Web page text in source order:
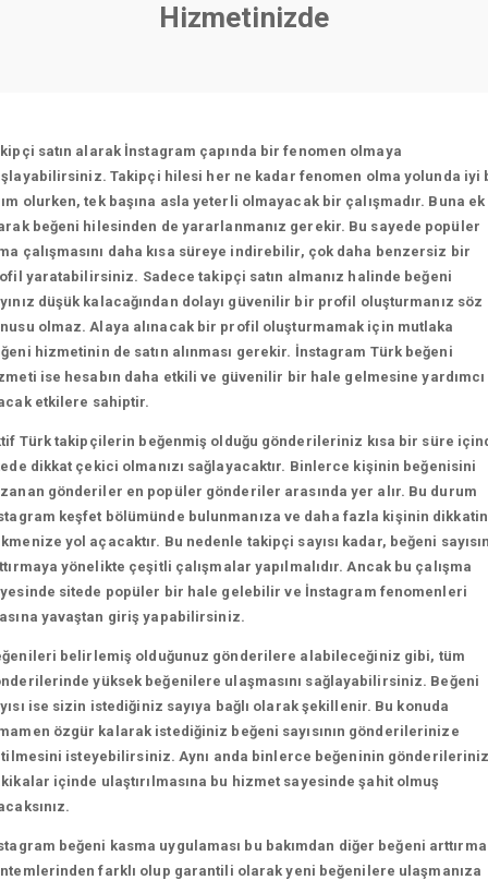
Hizmetinizde
satın alarak İnstagram çapında bir fenomen olmaya
Takipçi hilesi her ne kadar fenomen olma yolunda iyi
olurken, tek başına asla yeterli olmayacak bir çalışmadır. Buna ek
beğeni hilesinden de yararlanmanız gerekir. Bu sayede popüler
çalışmasını daha kısa süreye indirebilir, çok daha benzersiz bir
yaratabilirsiniz. Sadece takipçi satın almanız halinde beğeni
düşük kalacağından dolayı güvenilir bir profil oluşturmanız söz
olmaz. Alaya alınacak bir profil oluşturmamak için mutlaka
hizmetinin de satın alınması gerekir. İnstagram Türk beğeni
ise hesabın daha etkili ve güvenilir bir hale gelmesine yardımcı
etkilere sahiptir.
Türk takipçilerin beğenmiş olduğu gönderileriniz kısa bir süre
dikkat çekici olmanızı sağlayacaktır. Binlerce kişinin beğenisini
gönderiler en popüler gönderiler arasında yer alır. Bu durum
keşfet bölümünde bulunmanıza ve daha fazla kişinin
yol açacaktır. Bu nedenle takipçi sayısı kadar, beğeni
yönelikte çeşitli çalışmalar yapılmalıdır. Ancak bu çalışma
sitede popüler bir hale gelebilir ve İnstagram fenomenleri
yavaştan giriş yapabilirsiniz.
belirlemiş olduğunuz gönderilere alabileceğiniz gibi, tüm
yüksek beğenilere ulaşmasını sağlayabilirsiniz. Beğeni
ise sizin istediğiniz sayıya bağlı olarak şekillenir. Bu konuda
özgür kalarak istediğiniz beğeni sayısının gönderilerinize
isteyebilirsiniz. Aynı anda binlerce beğeninin
içinde ulaştırılmasına bu hizmet sayesinde şahit olmuş
beğeni kasma uygulaması bu bakımdan diğer beğeni arttırma
farklı olup garantili olarak yeni beğenilere ulaşmanıza